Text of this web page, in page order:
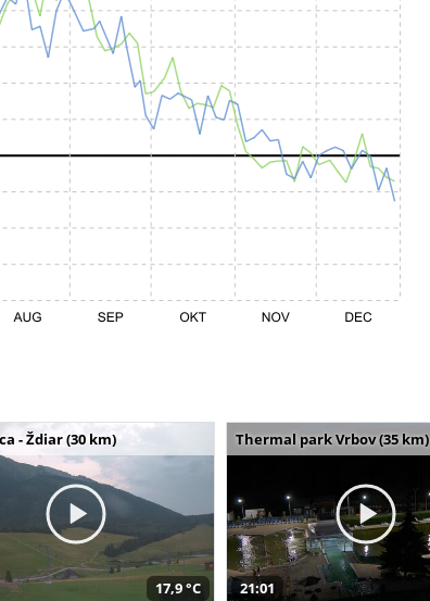
- Ždiar (30 km)
17,9 °C
Thermal park Vrbov (35 km)
21:01